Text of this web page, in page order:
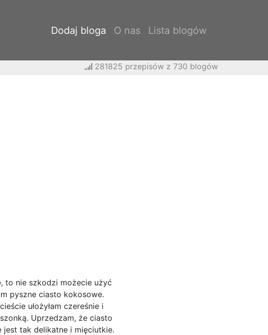
Dodaj bloga O nas Lista blogów
281825 przepisów z 730 blogów
to nie szkodzi możecie użyć
pyszne ciasto kokosowe.
ułożyłam czereśnie i
Uprzedzam, że ciasto
jest tak delikatne i mięciutkie.